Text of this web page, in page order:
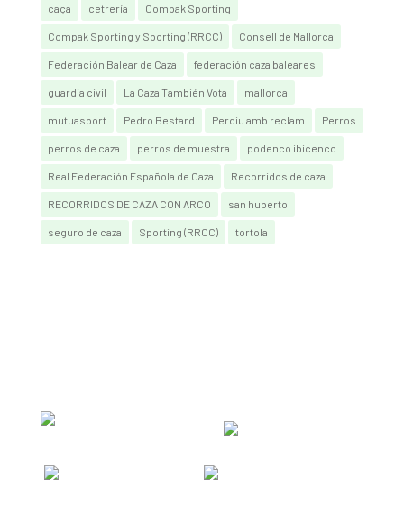
caça cetrería Compak Sporting
Compak Sporting y Sporting (RRCC) Consell de Mallorca
Federación Balear de Caza federación caza baleares
guardia civil La Caza También Vota mallorca
mutuasport Pedro Bestard Perdiu amb reclam Perros
perros de caza perros de muestra podenco ibicenco
Real Federación Española de Caza Recorridos de caza
RECORRIDOS DE CAZA CON ARCO san huberto
seguro de caza Sporting (RRCC) tortola